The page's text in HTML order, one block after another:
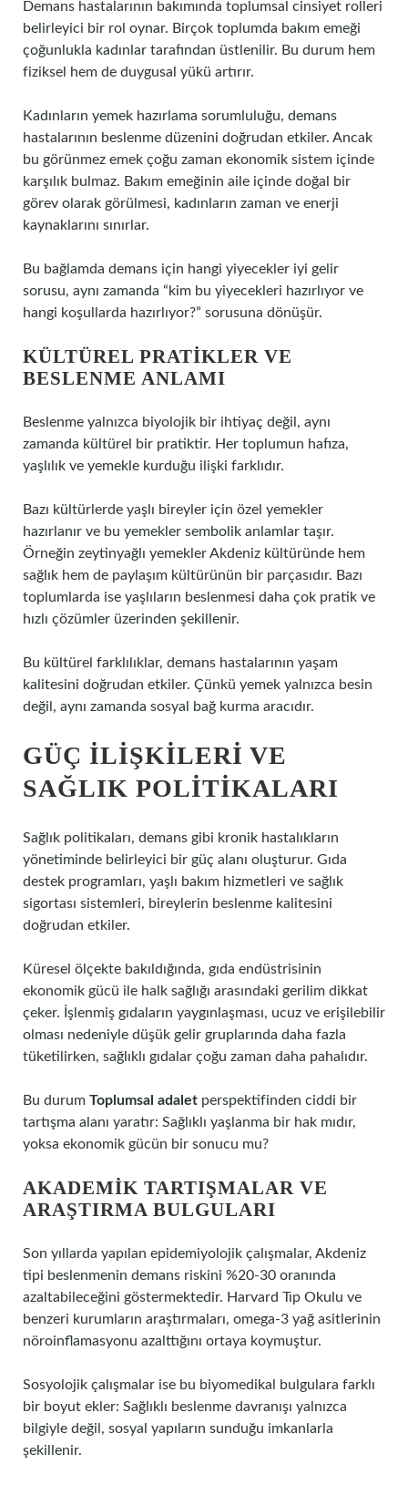
Demans hastalarının bakımında toplumsal cinsiyet rolleri
belirleyici bir rol oynar. Birçok toplumda bakım emeği
çoğunlukla kadınlar tarafından üstlenilir. Bu durum hem
fiziksel hem de duygusal yükü artırır.
Kadınların yemek hazırlama sorumluluğu, demans
hastalarının beslenme düzenini doğrudan etkiler. Ancak
bu görünmez emek çoğu zaman ekonomik sistem içinde
karşılık bulmaz. Bakım emeğinin aile içinde doğal bir
görev olarak görülmesi, kadınların zaman ve enerji
kaynaklarını sınırlar.
Bu bağlamda demans için hangi yiyecekler iyi gelir
sorusu, aynı zamanda “kim bu yiyecekleri hazırlıyor ve
hangi koşullarda hazırlıyor?” sorusuna dönüşür.
KÜLTÜREL PRATIKLER VE
BESLENME ANLAMI
Beslenme yalnızca biyolojik bir ihtiyaç değil, aynı
zamanda kültürel bir pratiktir. Her toplumun hafıza,
yaşlılık ve yemekle kurduğu ilişki farklıdır.
Bazı kültürlerde yaşlı bireyler için özel yemekler
hazırlanır ve bu yemekler sembolik anlamlar taşır.
Örneğin zeytinyağlı yemekler Akdeniz kültüründe hem
sağlık hem de paylaşım kültürünün bir parçasıdır. Bazı
toplumlarda ise yaşlıların beslenmesi daha çok pratik ve
hızlı çözümler üzerinden şekillenir.
Bu kültürel farklılıklar, demans hastalarının yaşam
kalitesini doğrudan etkiler. Çünkü yemek yalnızca besin
değil, aynı zamanda sosyal bağ kurma aracıdır.
GÜÇ İLIŞKILERI VE
SAĞLIK POLITIKALARI
Sağlık politikaları, demans gibi kronik hastalıkların
yönetiminde belirleyici bir güç alanı oluşturur. Gıda
destek programları, yaşlı bakım hizmetleri ve sağlık
sigortası sistemleri, bireylerin beslenme kalitesini
doğrudan etkiler.
Küresel ölçekte bakıldığında, gıda endüstrisinin
ekonomik gücü ile halk sağlığı arasındaki gerilim dikkat
çeker. İşlenmiş gıdaların yaygınlaşması, ucuz ve erişilebilir
olması nedeniyle düşük gelir gruplarında daha fazla
tüketilirken, sağlıklı gıdalar çoğu zaman daha pahalıdır.
Bu durum Toplumsal adalet perspektifinden ciddi bir
tartışma alanı yaratır: Sağlıklı yaşlanma bir hak mıdır,
yoksa ekonomik gücün bir sonucu mu?
AKADEMIK TARTIŞMALAR VE
ARAŞTIRMA BULGULARI
Son yıllarda yapılan epidemiyolojik çalışmalar, Akdeniz
tipi beslenmenin demans riskini %20-30 oranında
azaltabileceğini göstermektedir. Harvard Tıp Okulu ve
benzeri kurumların araştırmaları, omega-3 yağ asitlerinin
nöroinflamasyonu azalttığını ortaya koymuştur.
Sosyolojik çalışmalar ise bu biyomedikal bulgulara farklı
bir boyut ekler: Sağlıklı beslenme davranışı yalnızca
bilgiyle değil, sosyal yapıların sunduğu imkanlarla
şekillenir.